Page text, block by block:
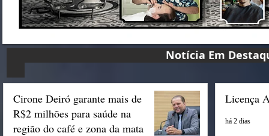
Notícia Em
Cirone Deiró garante mais de
R$2 milhões para saúde na
região do café e zona da mata
Licença
há 2 dias